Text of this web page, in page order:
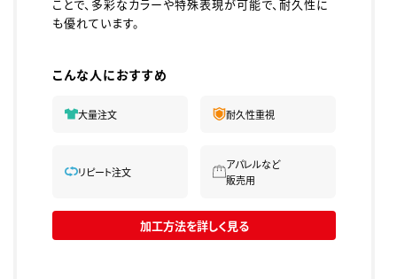
ことで、多彩なカラーや特殊表現が可能で、耐久性に
も優れています。
こんな人におすすめ
大量注文 耐久性重視
リピート注文
アパレルなど
販売用
加工方法を詳しく見る